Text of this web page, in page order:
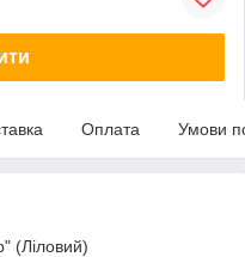
Оплата Умови
(Ліловий)